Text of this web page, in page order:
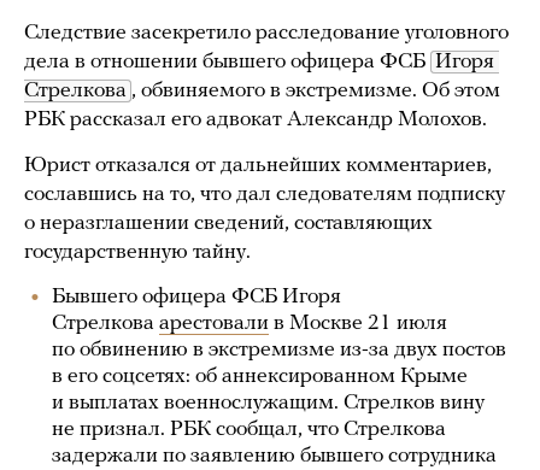
Следствие засекретило расследование уголовного
дела в отношении бывшего офицера ФСБ Игоря
Стрелкова , обвиняемого в экстремизме. Об этом
РБК рассказал его адвокат Александр Молохов.
Юрист отказался от дальнейших комментариев,
сославшись на то, что дал следователям подписку
о неразглашении сведений, составляющих
государственную тайну.
Бывшего офицера ФСБ Игоря
Стрелкова арестовали в Москве 21 июля
по обвинению в экстремизме из-за двух постов
в его соцсетях: об аннексированном Крыме
и выплатах военнослужащим. Стрелков вину
не признал. РБК сообщал, что Стрелкова
задержали по заявлению бывшего сотрудника